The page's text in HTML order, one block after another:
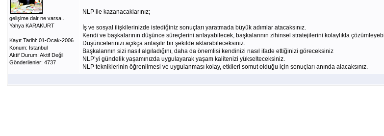
gelişime dair ne varsa..
Yahya KARAKURT
Kayıt Tarihi: 01-Ocak-2006
Konum: Istanbul
Aktif Durum: Aktif Değil
Gönderilenler: 4737
NLP ile kazanacaklarınız;
İş ve sosyal ilişkilerinizde istediğiniz sonuçları yaratmada büyük adımlar atacaksınız.
Kendi ve başkalarının düşünce süreçlerini anlayabilecek, başkalarının zihinsel stratejilerini kolaylıkla
Düşüncelerinizi açıkça anlaşılır bir şekilde aktarabileceksiniz.
Başkalarının sizi nasıl algıladığını, daha da önemlisi kendinizi nasıl ifade ettiğinizi göreceksiniz
NLP’yi gündelik yaşamınızda uygulayarak yaşam kalitenizi yükselteceksiniz.
NLP tekniklerinin öğrenilmesi ve uygulanması kolay, etkileri somut olduğu için sonuçları anında alacaksınız.